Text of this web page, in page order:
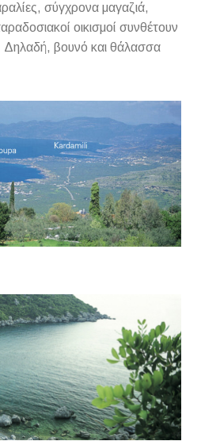
σύγχρονα μαγαζιά,
οικισμοί συνθέτουν
Δηλαδή, βουνό και θάλασσα